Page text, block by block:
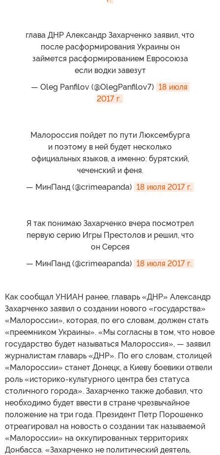
глава ДНР Александр Захарченко заявил, что
после расформирования Украины он
займется расформированием Евросоюза
если водки завезут
— Oleg Panfilov (@OlegPanfilov7) 18 июля
2017 г.
Малороссия пойдет по пути Люксембурга
и поэтому в ней будет несколько
официальных языков, а именно: бурятский,
чеченский и феня.
— МинПанд (@crimeapanda) 18 июля 2017 г.
Я так понимаю Захарченко вчера посмотрел
первую серию Игры Престолов и решил, что
он Серсея
— МинПанд (@crimeapanda) 18 июля 2017 г.
Как сообщал УНИАН ранее, главарь «ДНР» Александр
Захарченко заявил о создании нового «государства»
«Малороссии», которая, по его словам, должен стать
«преемником Украины». «Мы согласны в том, что новое
государство будет называться Малороссия», — заявил
журналистам главарь «ДНР». По его словам, столицей
«Малороссии» станет Донецк, а Киеву боевики отвели
роль «историко-культурного центра без статуса
столичного города». Захарченко также добавил, что
необходимо будет ввести в стране чрезвычайное
положение на три года. Президент Петр Порошенко
отреагировал на новость о создании так называемой
«Малороссии» на оккупированных территориях
Донбасса. «Захарченко не политический деятель,